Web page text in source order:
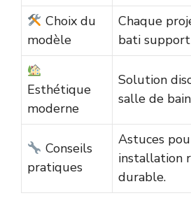
Choix du
modèle
Chaque
bati
Esthétique
moderne
Solution
salle de
Conseils
pratiques
Astuces
installation
durable.